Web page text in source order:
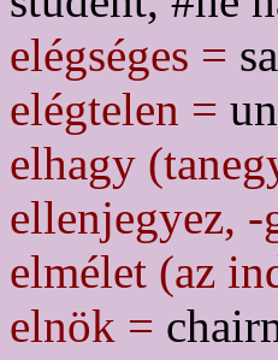
elégséges =
elégtelen =
elhagy
ellenjegyez, -
elmélet (az
elnök =